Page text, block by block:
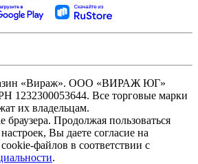
«Вираж». ООО «ВИРАЖ ЮГ»
1232300053644. Все торговые марки
их владельцам.
браузера. Продолжая пользоваться
Вы даете согласие на
файлов в соответствии с
.